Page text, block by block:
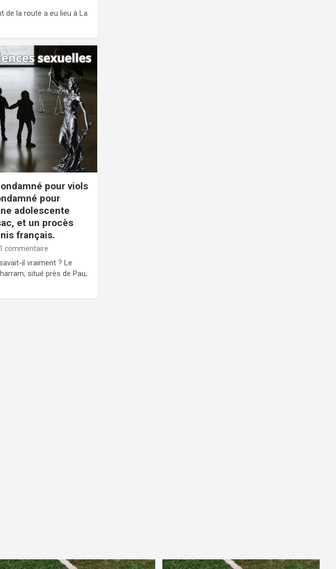
de la route a eu lieu à La
pour viols
pour
adolescente
et un procès
français.
1 commentaire
il vraiment ? Le
situé près de Pau,